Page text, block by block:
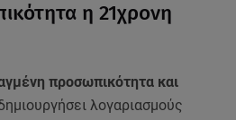
η 21χρονη
προσωπικότητα και
λογαριασμούς